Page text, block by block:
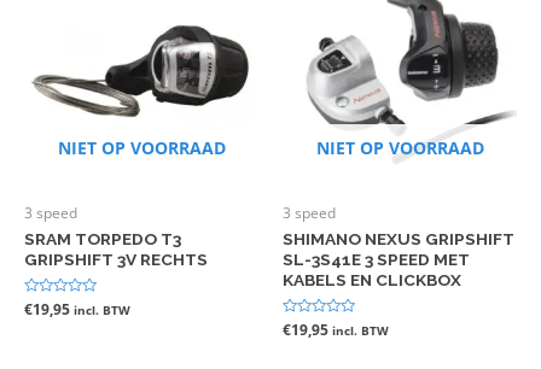
NIET OP VOORRAAD
3 speed
SRAM TORPEDO T3
GRIPSHIFT 3V RECHTS
Gewaardeerd
0
€19,95 incl. BTW
NIET OP VOORRAAD
3 speed
SHIMANO NEXUS GRIPSHIFT
SL-3S41E 3 SPEED MET
KABELS EN CLICKBOX
Gewaardeerd
0
€19,95 incl. BTW